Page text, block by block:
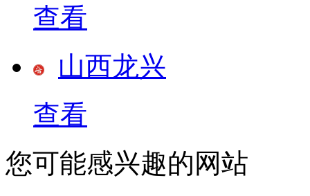
查看
山西龙兴
查看
您可能感兴趣的网站